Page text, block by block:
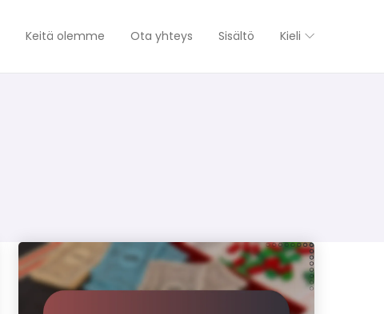
Keitä olemme Ota yhteys Sisältö Kieli